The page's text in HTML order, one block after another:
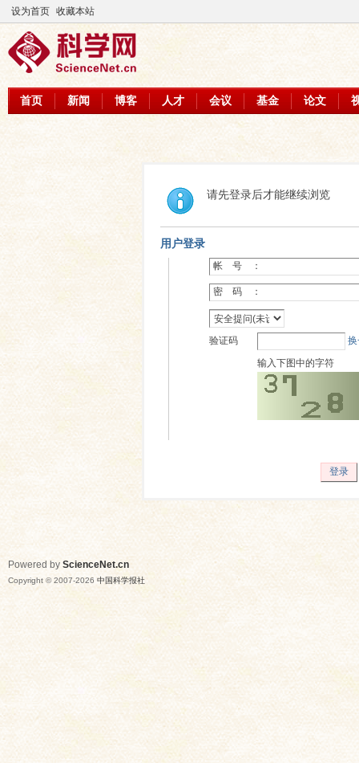
设为首页 收藏本站
首页 新闻 博客 人才 会议 基金 论文
请先登录后才能继续浏览
用户登录
帐 号 ：
密 码 ：
验证码
输入下图中的字符
登录
Powered by ScienceNet.cn
Copyright © 2007-2026 中国科学报社